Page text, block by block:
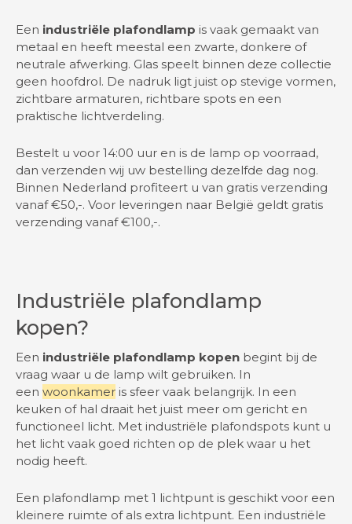
Een industriële plafondlamp is vaak gemaakt van
metaal en heeft meestal een zwarte, donkere of
neutrale afwerking. Glas speelt binnen deze collectie
geen hoofdrol. De nadruk ligt juist op stevige vormen,
zichtbare armaturen, richtbare spots en een
praktische lichtverdeling.
Bestelt u voor 14:00 uur en is de lamp op voorraad,
dan verzenden wij uw bestelling dezelfde dag nog.
Binnen Nederland profiteert u van gratis verzending
vanaf €50,-. Voor leveringen naar België geldt gratis
verzending vanaf €100,-.
Industriële plafondlamp
kopen?
Een industriële plafondlamp kopen begint bij de
vraag waar u de lamp wilt gebruiken. In
een woonkamer is sfeer vaak belangrijk. In een
keuken of hal draait het juist meer om gericht en
functioneel licht. Met industriële plafondspots kunt u
het licht vaak goed richten op de plek waar u het
nodig heeft.
Een plafondlamp met 1 lichtpunt is geschikt voor een
kleinere ruimte of als extra lichtpunt. Een industriële